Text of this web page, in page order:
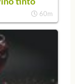
60m